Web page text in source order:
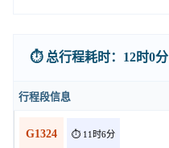
⏱️ 总行程耗时：12时0分
行程段信息
G1324 ⏱️ 11时6分